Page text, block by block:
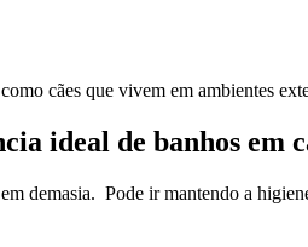
cães que vivem em ambientes
ideal de banhos em
demasia. Pode ir mantendo a